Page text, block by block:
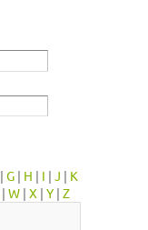
| G | H | I | J | K
| W | X | Y | Z